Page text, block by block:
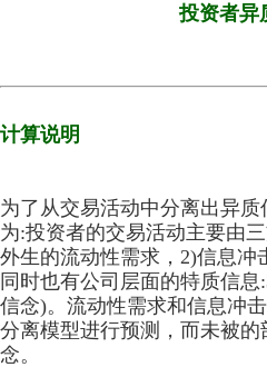
投资者异
计算说明
为了从交易活动中分离出异
为:投资者的交易活动主要由
外生的流动性需求，2)信息冲
同时也有公司层面的特质信
信念)。流动性需求和信息冲
分离模型进行预测，而未被的
念。